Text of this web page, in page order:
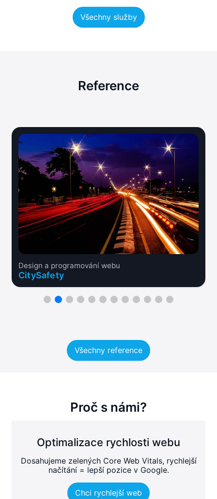
Všechny služby
Reference
Design a programování webu
CitySafety
Všechny reference
Proč s námi?
Optimalizace rychlosti webu
Dosahujeme zelených Core Web Vitals, rychlejší
načítání = lepší pozice v Google.
Chci rychlejší web